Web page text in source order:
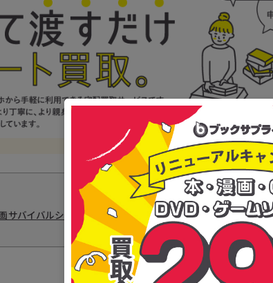
サバイバルシリーズ16) 』の買取相場はいくら？